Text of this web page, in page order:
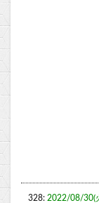
328: 2022/08/30(